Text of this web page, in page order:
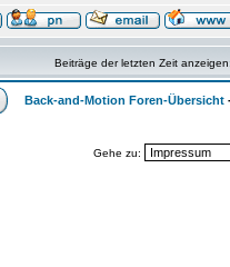
Beiträge der letzten Zeit
Back-and-Motion Foren-Übersicht
Gehe zu: